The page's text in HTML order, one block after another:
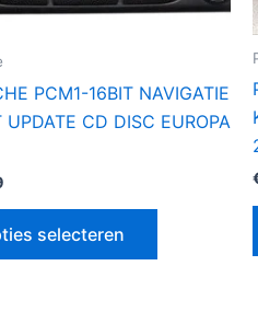
PCM1-16BIT NAVIGATIE
UPDATE CD DISC EUROPA
selecteren